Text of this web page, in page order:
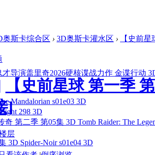
才导演盖里奇2026硬核谍战力作 金谍行动
Mandalorian s01e03 3D
298 3D
第二季 第05集 3D Tomb Raider: The
3D Spider-Noir s01e04 3D
奥斯卡综合区 › 3D奥斯卡灌水区 ›
【史前星
【史前星球 第一季
]